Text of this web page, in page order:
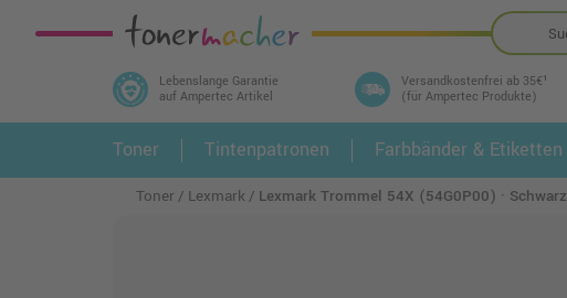
Lebenslange Garantie
auf Ampertec Artikel
Versandkostenfrei ab 35€¹
(für Ampertec Produkte)
In 3 einfachen Schritten ihr Druckermodell
und alle dazu passenden Artikel finden ➤ 1.
Toner Tintenpatronen Farbbänder & Etiketten
Toner Lexmark Lexmark Trommel 54X (54G0P00) · Schwarz